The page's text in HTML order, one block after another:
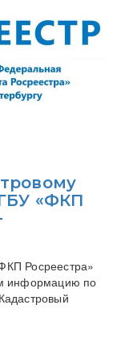
«ФКП
Росреестра»
информацию по